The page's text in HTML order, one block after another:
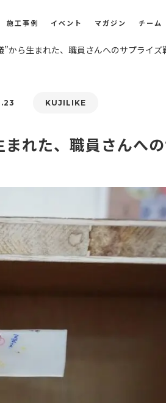
施工事例 イベント マガジン チーム
”から生まれた、職員さんへのサプライズ
KUJILIKE
れた、職員さんへ